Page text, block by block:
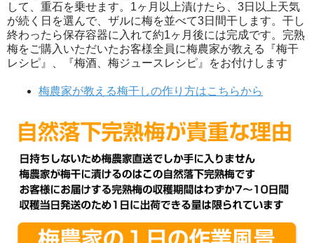
して、重石を乗せます。1ヶ月以上漬けたら、3日以上天気
が続く日を選んで、ザルに梅を並べて3日間干します。干し
終わったら保存容器に入れて約1ヶ月後には完成です。完熟
梅をご購入いただいたお客様全員に梅農家が教える『梅干
レシピ』、『梅酒、梅ジュースレシピ』をお付けします
梅農家が教える梅干しの作り方はこちらから